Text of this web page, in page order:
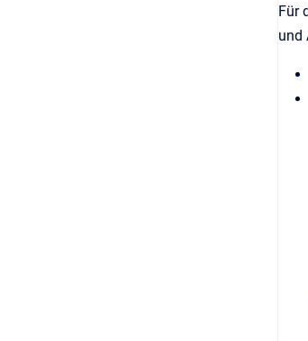
Für
und